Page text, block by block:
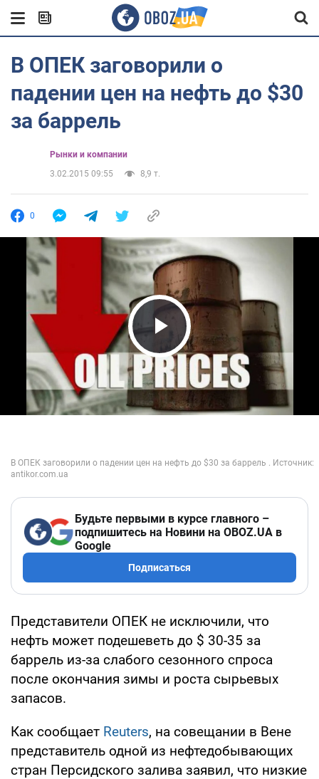
В ОПЕК заговорили о
падении цен на нефть до $30
за баррель
Рынки и компании
3.02.2015 09:55
8,9 т.
0
Play Video
Будьте первыми в курсе главного –
подпишитесь на Новини на OBOZ.UA в
Google
Подписаться
Представители ОПЕК не исключили, что
нефть может подешеветь до $ 30-35 за
баррель из-за слабого сезонного спроса
после окончания зимы и роста сырьевых
запасов.
Как сообщает Reuters, на совещании в Вене
представитель одной из нефтедобывающих
стран Персидского залива заявил, что низкие